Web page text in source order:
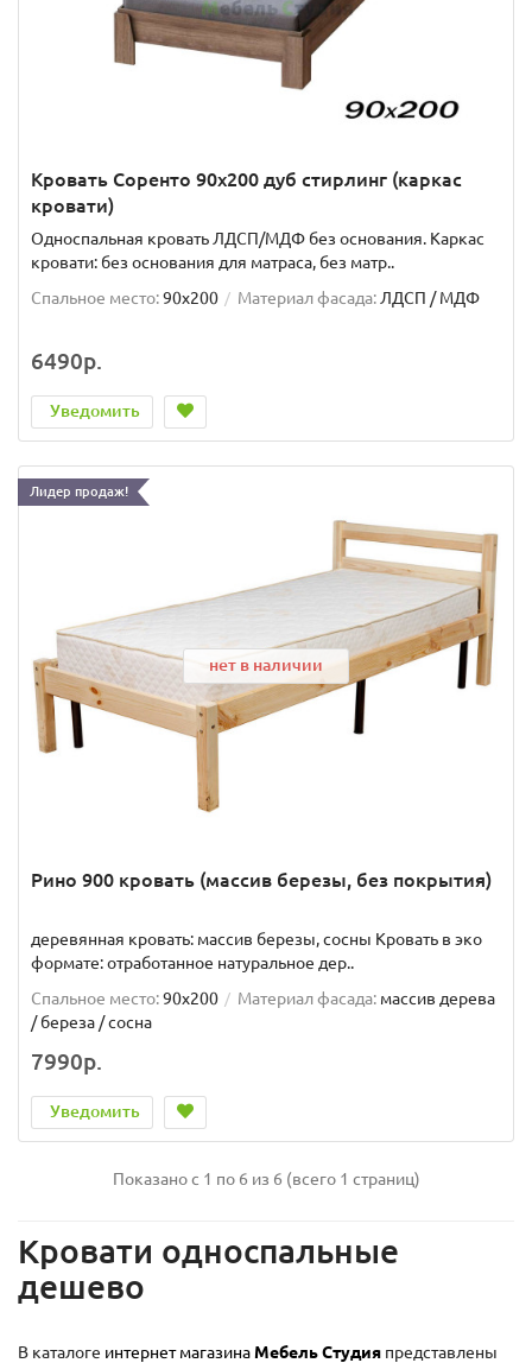
Кровать Соренто 90х200 дуб стирлинг (каркас
кровати)
Односпальная кровать ЛДСП/МДФ без основания. Каркас
кровати: без основания для матраса, без матр..
Спальное место:90x200 Материал фасада: ЛДСП / МДФ
6490р.
Уведомить
Лидер продаж!
нет в наличии
Рино 900 кровать (массив березы, без покрытия)
деревянная кровать: массив березы, сосны Кровать в эко
формате: отработанное натуральное дер..
Спальное место:90x200 Материал фасада: массив дерева
/ береза / сосна
7990р.
Уведомить
Показано с 1 по 6 из 6 (всего 1 страниц)
Кровати односпальные
дешево
В каталоге интернет магазина Мебель Студия представлены